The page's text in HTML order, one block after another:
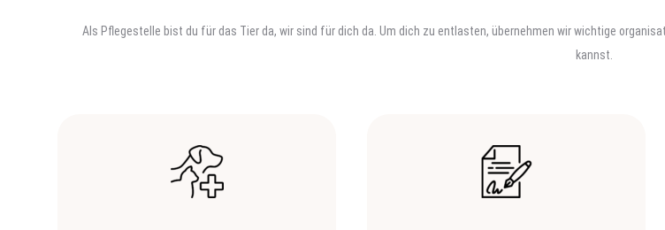
Als Pflegestelle bist du für das Tier da, wir sind für dich da. Um dich zu entlasten, übernehmen wir wichtige
kannst.